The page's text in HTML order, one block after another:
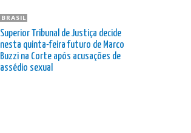
BRASIL
Superior Tribunal de Justiça decide
nesta quinta-feira futuro de Marco
Buzzi na Corte após acusações de
assédio sexual